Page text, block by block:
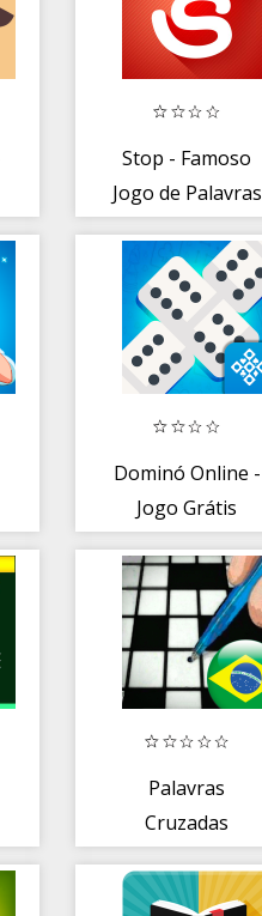
Stop - Famoso
Jogo de Palavras
Dominó Online -
Jogo Grátis
Palavras
Cruzadas